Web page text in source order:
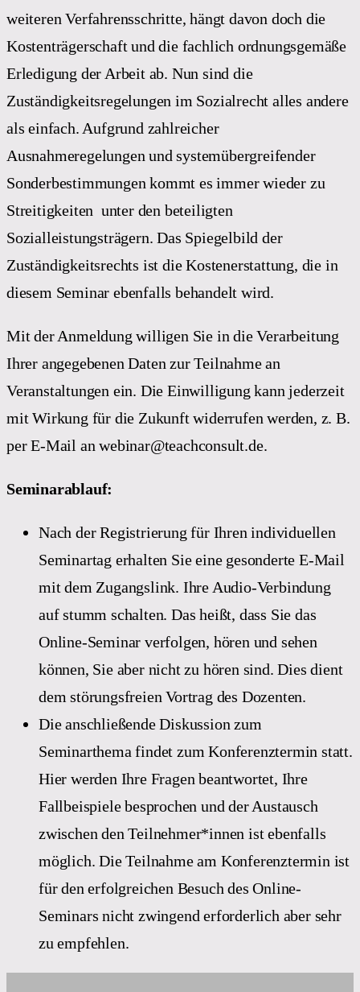
weiteren Verfahrensschritte, hängt davon doch die
Kostenträgerschaft und die fachlich ordnungsgemäße
Erledigung der Arbeit ab. Nun sind die
Zuständigkeitsregelungen im Sozialrecht alles andere
als einfach. Aufgrund zahlreicher
Ausnahmeregelungen und systemübergreifender
Sonderbestimmungen kommt es immer wieder zu
Streitigkeiten unter den beteiligten
Sozialleistungsträgern. Das Spiegelbild der
Zuständigkeitsrechts ist die Kostenerstattung, die in
diesem Seminar ebenfalls behandelt wird.
Mit der Anmeldung willigen Sie in die Verarbeitung
Ihrer angegebenen Daten zur Teilnahme an
Veranstaltungen ein. Die Einwilligung kann jederzeit
mit Wirkung für die Zukunft widerrufen werden, z. B.
per E-Mail an webinar@teachconsult.de.
Seminarablauf:
Nach der Registrierung für Ihren individuellen
Seminartag erhalten Sie eine gesonderte E-Mail
mit dem Zugangslink. Ihre Audio-Verbindung
auf stumm schalten. Das heißt, dass Sie das
Online-Seminar verfolgen, hören und sehen
können, Sie aber nicht zu hören sind. Dies dient
dem störungsfreien Vortrag des Dozenten.
Die anschließende Diskussion zum
Seminarthema findet zum Konferenztermin statt.
Hier werden Ihre Fragen beantwortet, Ihre
Fallbeispiele besprochen und der Austausch
zwischen den Teilnehmer*innen ist ebenfalls
möglich. Die Teilnahme am Konferenztermin ist
für den erfolgreichen Besuch des Online-
Seminars nicht zwingend erforderlich aber sehr
zu empfehlen.